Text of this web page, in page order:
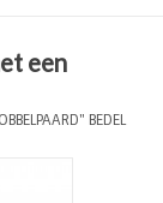
een
BEDEL